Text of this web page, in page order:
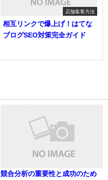
店舗集客方法
相互リンクで爆上げ！はてな
ブログSEO対策完全ガイド
競合分析の重要性と成功のため